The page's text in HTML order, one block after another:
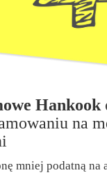
Hankook
na
mniej podatną na